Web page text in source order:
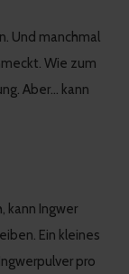
Und manchmal
Wie zum
Aber... kann
kann Ingwer
Ein kleines
pro